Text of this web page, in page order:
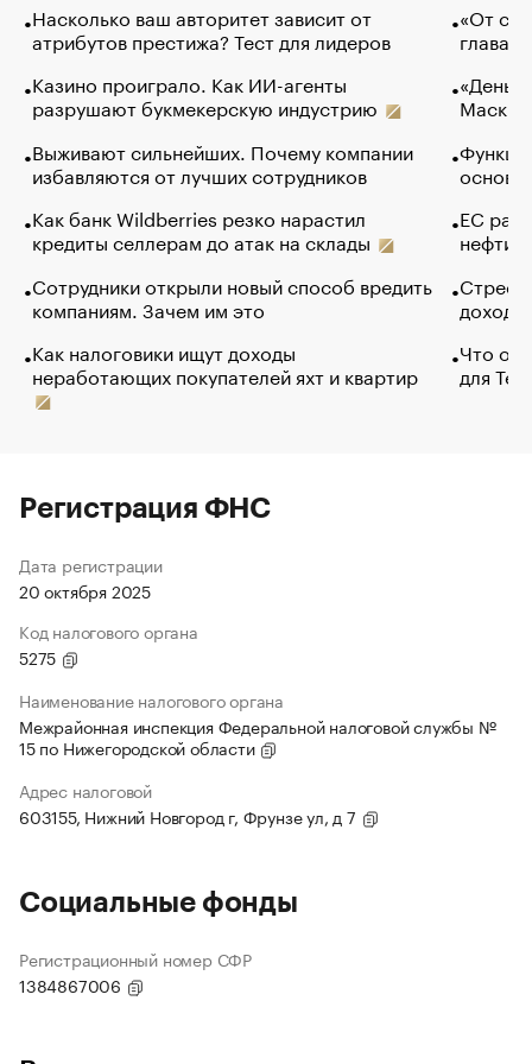
Насколько ваш авторитет зависит от
атрибутов престижа? Тест для лидеров
Казино проиграло. Как ИИ-агенты
разрушают букмекерскую индустрию
Выживают сильнейших. Почему компании
избавляются от лучших сотрудников
Как банк Wildberries резко нарастил
кредиты селлерам до атак на склады
Сотрудники открыли новый способ вредить
компаниям. Зачем им это
Как налоговики ищут доходы
неработающих покупателей яхт и квартир
«От
глава
Маск в
основ
ЕС
нефти
Что
для
Регистрация ФНС
Дата регистрации
20 октября 2025
Код налогового органа
5275
Наименование налогового органа
Межрайонная инспекция Федеральной налоговой службы №
15 по Нижегородской области
Адрес налоговой
603155, Нижний Новгород г, Фрунзе ул, д 7
Социальные фонды
Регистрационный номер СФР
1384867006